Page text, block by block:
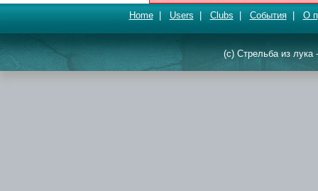
Home| Users Clubs События| О
(c) Стрельба из лука